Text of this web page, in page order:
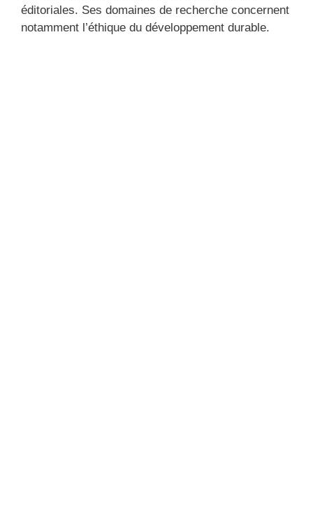
éditoriales. Ses domaines de recherche concernent
notamment l’éthique du développement durable.